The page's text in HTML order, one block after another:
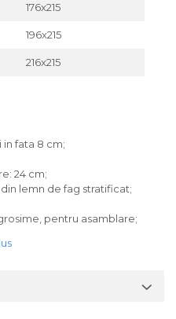
176x215
196x215
216x215
in fata 8 cm;
24 cm;
lemn de fag stratificat;
pentru asamblare;